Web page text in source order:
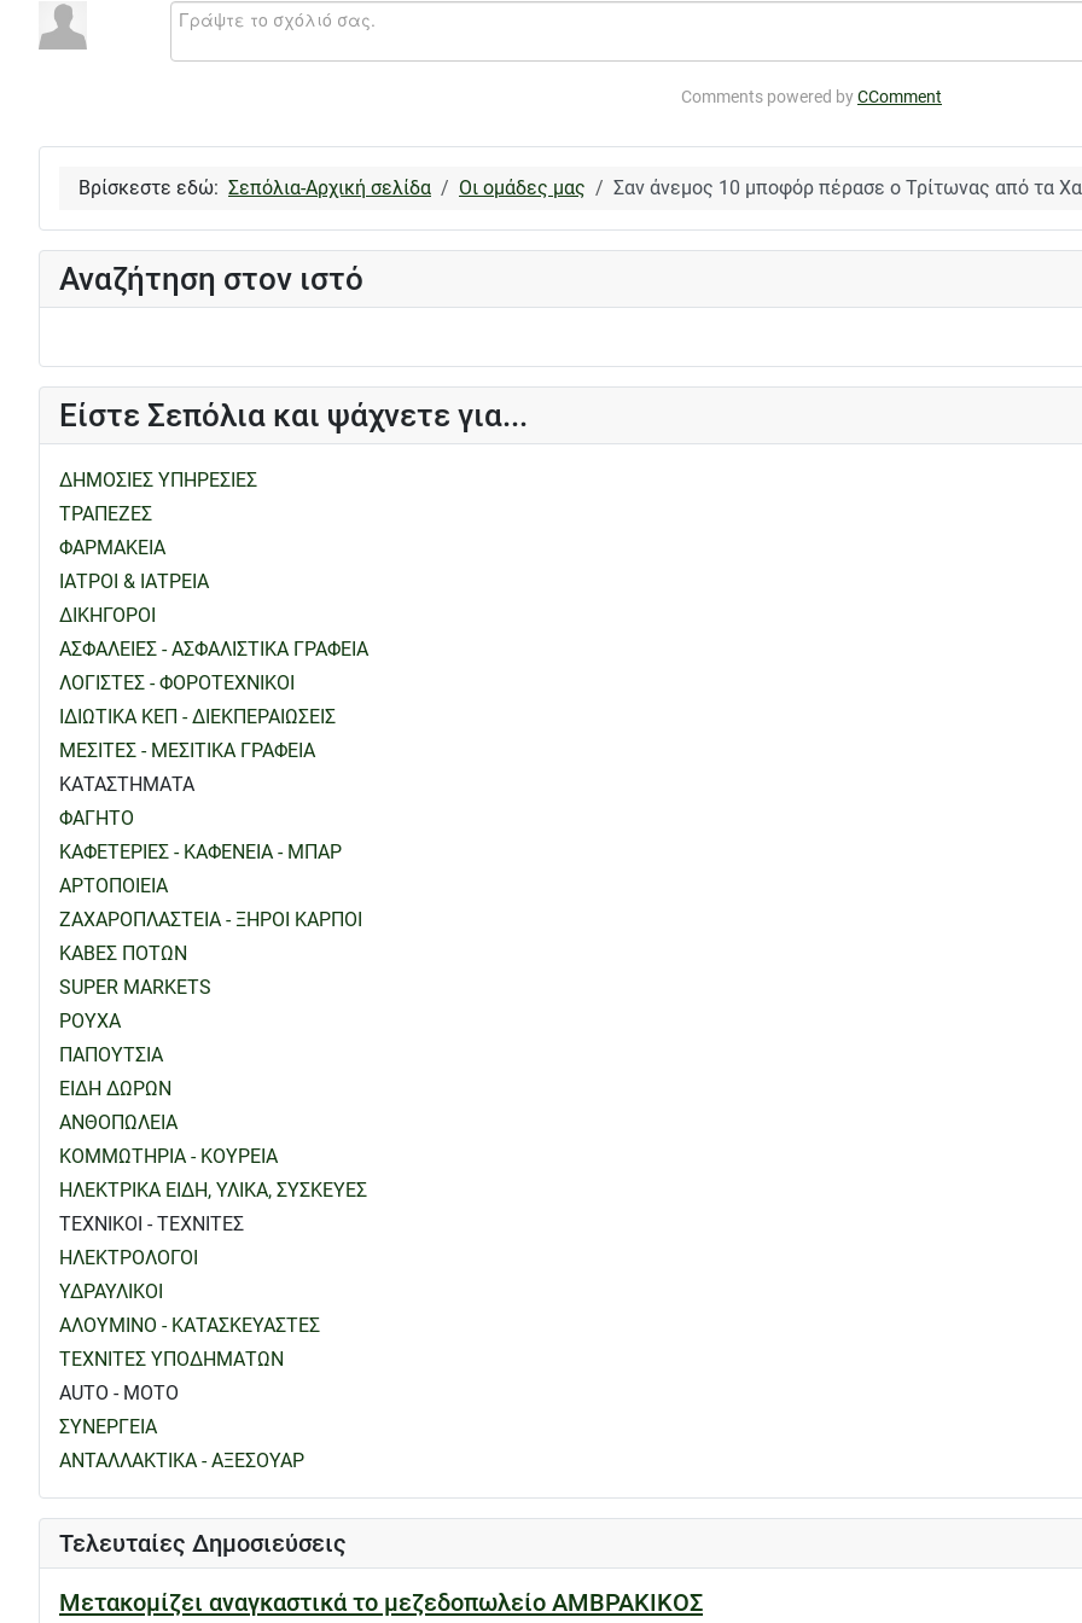
Αναζήτηση στον ιστό
Είστε Σεπόλια και ψάχνετε για...
ΔΗΜΟΣΙΕΣ ΥΠΗΡΕΣΙΕΣ
ΤΡΑΠΕΖΕΣ
ΦΑΡΜΑΚΕΙΑ
ΙΑΤΡΟΙ & ΙΑΤΡΕΙΑ
ΔΙΚΗΓΟΡΟΙ
ΑΣΦΑΛΕΙΕΣ - ΑΣΦΑΛΙΣΤΙΚΑ ΓΡΑΦΕΙΑ
ΛΟΓΙΣΤΕΣ - ΦΟΡΟΤΕΧΝΙΚΟΙ
ΙΔΙΩΤΙΚΑ ΚΕΠ - ΔΙΕΚΠΕΡΑΙΩΣΕΙΣ
ΜΕΣΙΤΕΣ - ΜΕΣΙΤΙΚΑ ΓΡΑΦΕΙΑ
ΚΑΤΑΣΤΗΜΑΤΑ
ΦΑΓΗΤΟ
ΚΑΦΕΤΕΡΙΕΣ - ΚΑΦΕΝΕΙΑ - ΜΠΑΡ
ΑΡΤΟΠΟΙΕΙΑ
ΖΑΧΑΡΟΠΛΑΣΤΕΙΑ - ΞΗΡΟΙ ΚΑΡΠΟΙ
ΚΑΒΕΣ ΠΟΤΩΝ
SUPER MARKETS
ΡΟΥΧΑ
ΠΑΠΟΥΤΣΙΑ
ΕΙΔΗ ΔΩΡΩΝ
ΑΝΘΟΠΩΛΕΙΑ
ΚΟΜΜΩΤΗΡΙΑ - ΚΟΥΡΕΙΑ
ΗΛΕΚΤΡΙΚΑ ΕΙΔΗ, ΥΛΙΚΑ, ΣΥΣΚΕΥΕΣ
ΤΕΧΝΙΚΟΙ - ΤΕΧΝΙΤΕΣ
ΗΛΕΚΤΡΟΛΟΓΟΙ
ΥΔΡΑΥΛΙΚΟΙ
ΑΛΟΥΜΙΝΟ - ΚΑΤΑΣΚΕΥΑΣΤΕΣ
ΤΕΧΝΙΤΕΣ ΥΠΟΔΗΜΑΤΩΝ
AUTO - MOTO
ΣΥΝΕΡΓΕΙΑ
ΑΝΤΑΛΛΑΚΤΙΚΑ - ΑΞΕΣΟΥΑΡ
Τελευταίες Δημοσιεύσεις
Μετακομίζει αναγκαστικά το μεζεδοπωλείο ΑΜΒΡΑΚΙΚΟΣ
Comments powered byCComment
Βρίσκεστε εδώ: Σεπόλια-Αρχική σελίδα Οι ομάδες μας Σαν άνεμος 10 μποφόρ πέρασε ο Τρίτωνας από τα